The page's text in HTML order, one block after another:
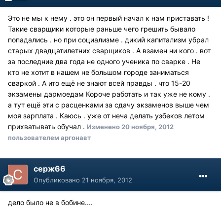
Это не мы к нему . это он первый начал к нам приставать !
Такие сварщики которые раньше чего грешить бывало
попадались . но при социализме . дикий капитализм убрал
старых двадцатилетних сварщиков . А взамен ни кого . вот
за последние два года не одного ученика по сварке . Не
кто не хотит в нашем не большом городе заниматься
сваркой . А ито ещё не знают всей правды . что 15-20
экзамены дармоедам Короче работать и так уже не кому .
а тут ещё эти с расценками за сдачу экзаменов выше чем
моя зарплата . Каюсь . уже от неча делать узбеков летом
прихватывать обучал . Изменено 20 ноября, 2012
пользователем аргонавт
серж66
Опубликовано 21 ноября, 2012
дело было не в бобине....